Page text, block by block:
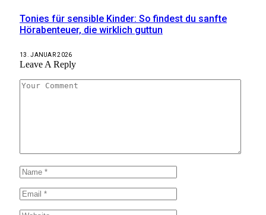
Tonies für sensible Kinder: So findest du sanfte
Hörabenteuer, die wirklich guttun
13. JANUAR 2026
Leave A Reply